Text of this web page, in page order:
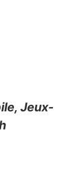
Jeux-